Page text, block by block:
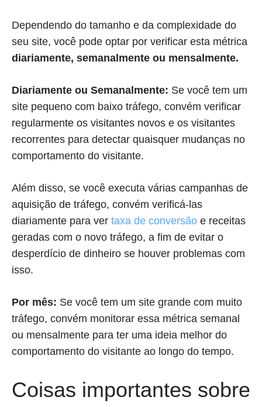
Dependendo do tamanho e da complexidade do
seu site, você pode optar por verificar esta métrica
diariamente, semanalmente ou mensalmente.
Diariamente ou Semanalmente: Se você tem um
site pequeno com baixo tráfego, convém verificar
regularmente os visitantes novos e os visitantes
recorrentes para detectar quaisquer mudanças no
comportamento do visitante.
Além disso, se você executa várias campanhas de
aquisição de tráfego, convém verificá-las
diariamente para ver taxa de conversão e receitas
geradas com o novo tráfego, a fim de evitar o
desperdício de dinheiro se houver problemas com
isso.
Por mês: Se você tem um site grande com muito
tráfego, convém monitorar essa métrica semanal
ou mensalmente para ter uma ideia melhor do
comportamento do visitante ao longo do tempo.
Coisas importantes sobre